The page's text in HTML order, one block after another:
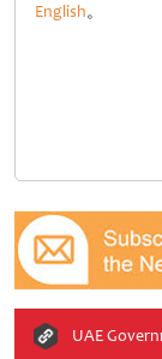
English。
UAE